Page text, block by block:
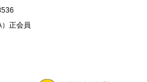
正会員